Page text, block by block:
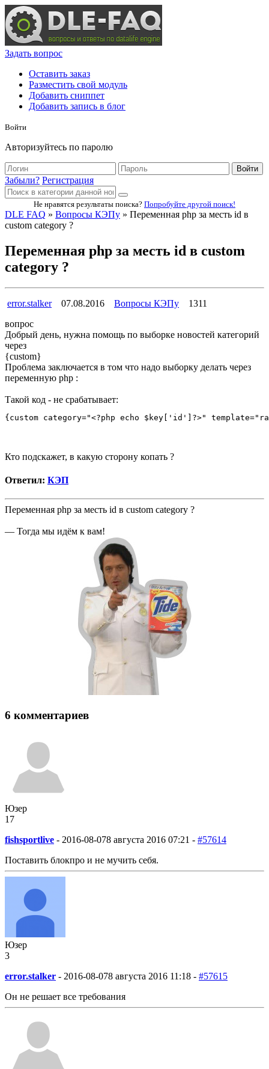
Задать вопрос
Оставить заказ
Разместить свой модуль
Добавить сниппет
Добавить запись в блог
Войти
Авторизуйтесь по паролю
Войти
Забыли? Регистрация
Не нравятся результаты поиска? Попробуйте другой поиск!
DLE FAQ » Вопросы КЭПу » Переменная php за месть id в
custom category ?
Переменная php за месть id в custom
category ?
error.stalker 07.08.2016 Вопросы КЭПу
1311
вопрос
Добрый день, нужна помощь по выборке новостей категорий
через
{custom}
Проблема заключается в том что надо выборку делать через
переменную php :
Такой код - не срабатывает:
{custom category="<?php echo $key['id']?>"
Кто подскажет, в какую сторону копать ?
Ответил: КЭП
Переменная php за месть id в custom category ?
— Тогда мы идём к вам!
6 комментариев
Юзер
17
fishsportlive - 2016-08-078 августа 2016 07:21 - #57614
Поставить блокпро и не мучить себя.
Юзер
3
error.stalker - 2016-08-078 августа 2016 11:18 - #57615
Он не решает все требования